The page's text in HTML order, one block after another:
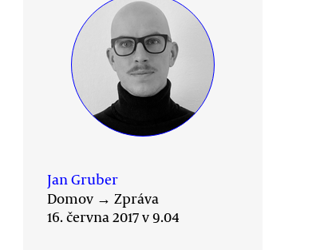
Jan Gruber
Domov → Zpráva
16. června 2017 v 9.04